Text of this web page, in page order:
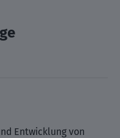
Entwicklung von